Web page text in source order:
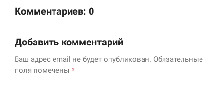
Комментариев: 0
Добавить комментарий
Ваш адрес email не будет опубликован. Обязательные
поля помечены *